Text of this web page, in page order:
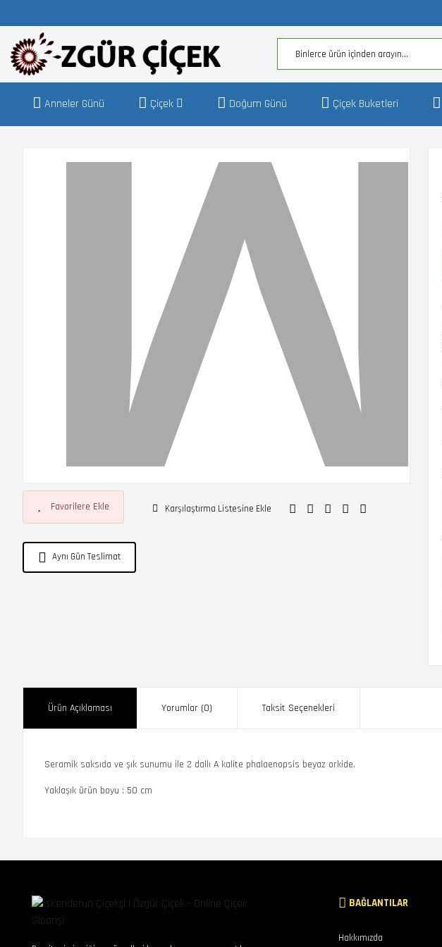
Anneler Günü Çiçek Doğum Günü Çiçek Buketleri
Favorilere Ekle Karşılaştırma Listesine Ekle
Aynı Gün Teslimat
Ürün Açıklaması Yorumlar (0) Taksit Seçenekleri
Seramik saksıda ve şık sunumu ile 2 dallı A kalite phalaenopsis beyaz orkide.
Yaklaşık ürün boyu : 50 cm
BAĞLANTILAR
Hakkımızda